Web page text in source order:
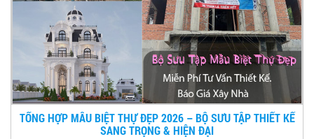
TỔNG HỢP MẪU BIỆT THỰ ĐẸP 2026 – BỘ SƯU TẬP THIẾT KẾ
SANG TRỌNG & HIỆN ĐẠI